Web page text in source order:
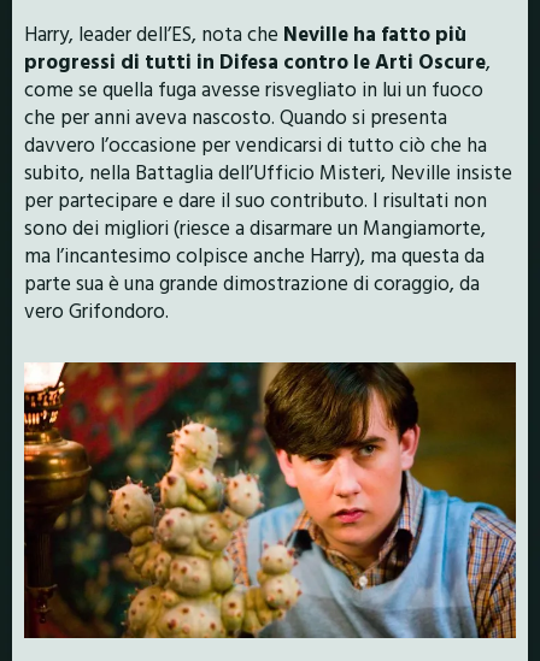
Harry, leader dell’ES, nota che Neville ha fatto più
progressi di tutti in Difesa contro le Arti Oscure,
come se quella fuga avesse risvegliato in lui un fuoco
che per anni aveva nascosto. Quando si presenta
davvero l’occasione per vendicarsi di tutto ciò che ha
subito, nella Battaglia dell’Ufficio Misteri, Neville insiste
per partecipare e dare il suo contributo. I risultati non
sono dei migliori (riesce a disarmare un Mangiamorte,
ma l’incantesimo colpisce anche Harry), ma questa da
parte sua è una grande dimostrazione di coraggio, da
vero Grifondoro.